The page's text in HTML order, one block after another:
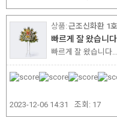
근조신화환 1호
빠르게 잘 왔습니
빠르게 잘 왔습니다...
2023-12-06 14:31 조회: 17